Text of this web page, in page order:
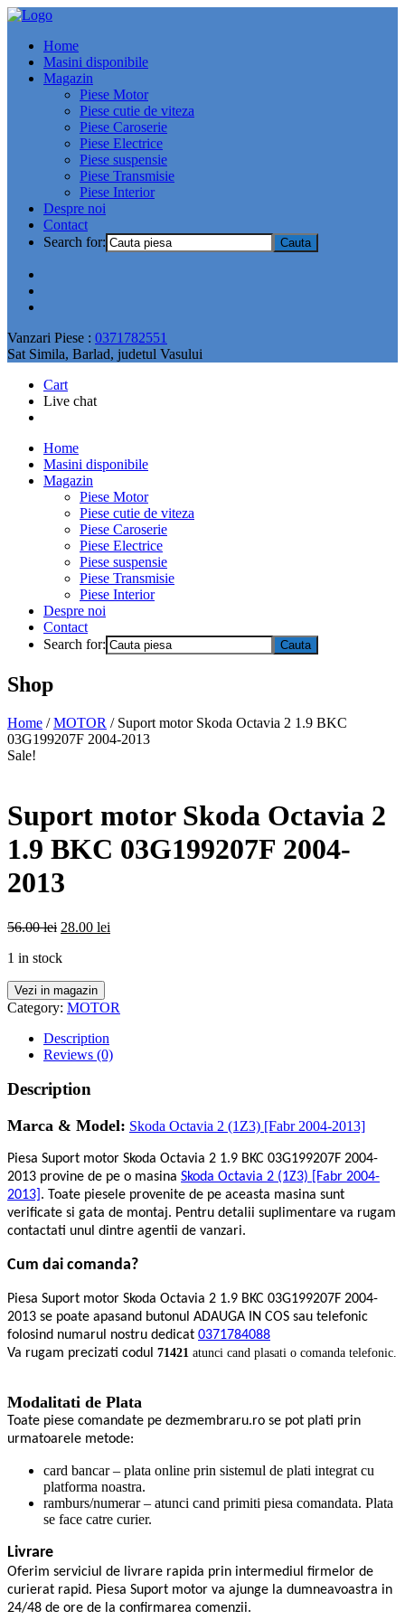
Home
Masini disponibile
Magazin
Piese Motor
Piese cutie de viteza
Piese Caroserie
Piese Electrice
Piese suspensie
Piese Transmisie
Piese Interior
Despre noi
Contact
Search for:
Vanzari Piese : 0371782551
Sat Simila, Barlad, judetul Vasului
Cart
Live chat
Home
Masini disponibile
Magazin
Piese Motor
Piese cutie de viteza
Piese Caroserie
Piese Electrice
Piese suspensie
Piese Transmisie
Piese Interior
Despre noi
Contact
Search for:
Shop
Home /MOTOR / Suport motor Skoda Octavia 2 1.9 BKC
03G199207F 2004-2013
Sale!
Suport motor Skoda Octavia 2
1.9 BKC 03G199207F 2004-
2013
56.00lei 28.00 lei
1 in stock
Vezi in magazin
Category: MOTOR
Description
Reviews (0)
Description
Marca & Model: Skoda Octavia 2 (1Z3) [Fabr 2004-2013]
Piesa Suport motor Skoda Octavia 2 1.9 BKC 03G199207F 2004-
2013 provine de pe o masina Skoda Octavia 2 (1Z3) [Fabr 2004-
2013] . Toate piesele provenite de pe aceasta masina sunt
verificate si gata de montaj. Pentru detalii suplimentare va rugam
contactati unul dintre agentii de vanzari.
Cum dai comanda?
Piesa Suport motor Skoda Octavia 2 1.9 BKC 03G199207F 2004-
2013 se poate apasand butonul ADAUGA IN COS sau telefonic
folosind numarul nostru dedicat 0371784088
Va rugam precizati codul 71421 atunci cand plasati o comanda telefonic.
Modalitati de Plata
Toate piese comandate pe dezmembraru.ro se pot plati prin
urmatoarele metode:
card bancar – plata online prin sistemul de plati integrat cu
platforma noastra.
ramburs/numerar – atunci cand primiti piesa comandata. Plata
se face catre curier.
Livrare
Oferim serviciul de livrare rapida prin intermediul firmelor de
curierat rapid. Piesa Suport motor va ajunge la dumneavoastra in
24/48 de ore de la confirmarea comenzii.